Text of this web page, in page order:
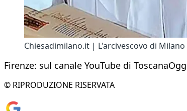
Chiesadimilano.it | L'arcivescovo di
Firenze: sul canale YouTube di
© RIPRODUZIONE RISERVATA